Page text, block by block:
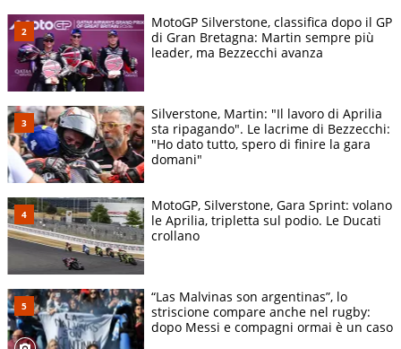
MotoGP Silverstone, classifica dopo il GP
di Gran Bretagna: Martin sempre più
leader, ma Bezzecchi avanza
Silverstone, Martin: "Il lavoro di Aprilia
sta ripagando". Le lacrime di Bezzecchi:
"Ho dato tutto, spero di finire la gara
domani"
MotoGP, Silverstone, Gara Sprint: volano
le Aprilia, tripletta sul podio. Le Ducati
crollano
“Las Malvinas son argentinas”, lo
striscione compare anche nel rugby:
dopo Messi e compagni ormai è un caso